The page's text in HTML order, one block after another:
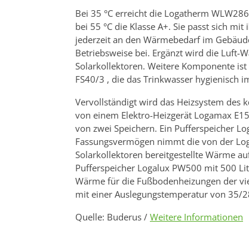
Bei 35 °C erreicht die Logatherm
bei 55 °C die Klasse A+. Sie passt sich
jederzeit an den Wärmebedarf im
Betriebsweise bei. Ergänzt wird die Luft-
Solarkollektoren. Weitere Komponente
FS40/3 , die das Trinkwasser hygienisch
Vervollständigt wird das Heizsystem des
von einem Elektro-Heizgerät Logamax
von zwei Speichern. Ein Pufferspeicher
Fassungsvermögen nimmt die von der
Solarkollektoren bereitgestellte Wärme
Pufferspeicher Logalux PW500 mit 500
Wärme für die Fußbodenheizungen der
mit einer Auslegungstemperatur von 35/
Quelle: Buderus / Weitere Informationen